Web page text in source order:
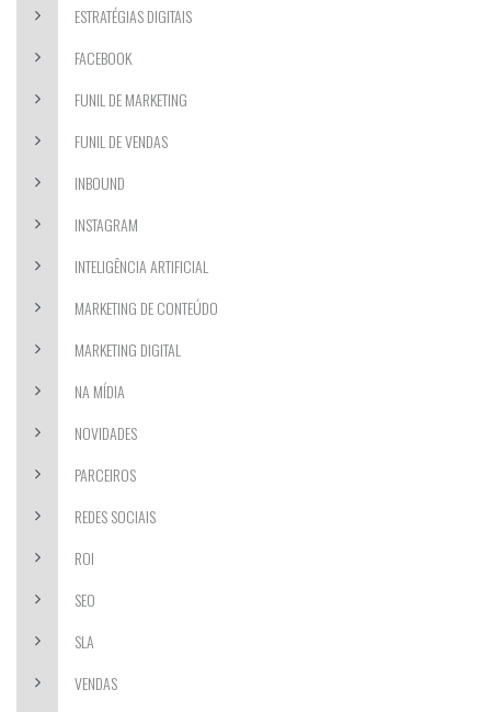
ESTRATÉGIAS DIGITAIS
FACEBOOK
FUNIL DE MARKETING
FUNIL DE VENDAS
INBOUND
INSTAGRAM
INTELIGÊNCIA ARTIFICIAL
MARKETING DE CONTEÚDO
MARKETING DIGITAL
NA MÍDIA
NOVIDADES
PARCEIROS
REDES SOCIAIS
ROI
SEO
SLA
VENDAS